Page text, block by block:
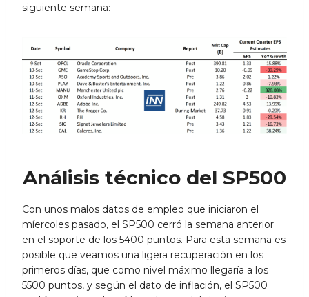
siguiente semana:
Análisis técnico del SP500
Con unos malos datos de empleo que iniciaron el
míercoles pasado, el SP500 cerró la semana anterior
en el soporte de los 5400 puntos. Para esta semana es
posible que veamos una ligera recuperación en los
primeros días, que como nivel máximo llegaría a los
5500 puntos, y según el dato de inflación, el SP500